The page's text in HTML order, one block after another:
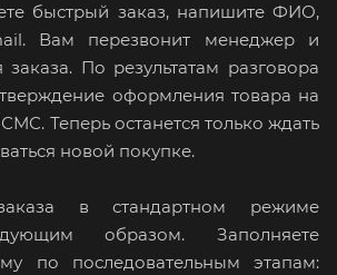
быстрый заказ, напишите ФИО,
Вам перезвонит менеджер и
заказа. По результатам разговора
оформления товара на
Теперь останется только ждать
новой покупке.
в стандартном режиме
образом. Заполняете
по последовательным этапам: